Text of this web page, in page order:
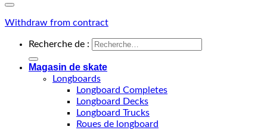
Withdraw from contract
Recherche de :
Magasin de skate
Longboards
Longboard Completes
Longboard Decks
Longboard Trucks
Roues de longboard